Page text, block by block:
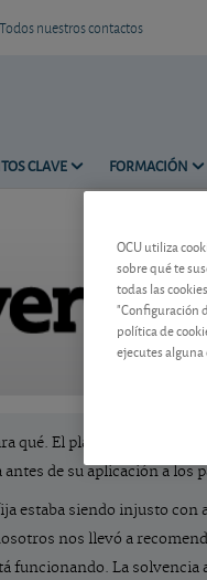
Todos nuestros contactos
CLAVE FORMACIÓN
Tiempo de
qué. El plan de compra
de su aplicación a los
estaba siendo injusto
nos llevó a
funcionando. La
OCU utiliza
sobre qué te
todas las
"Configuración
política de
ejecutes alguna